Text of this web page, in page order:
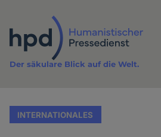
Inhalt
Der säkulare Blick auf die Welt.
INTERNATIONALES